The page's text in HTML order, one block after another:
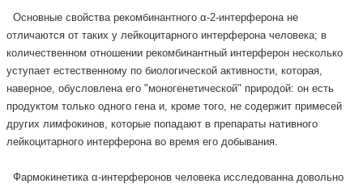
Основные свойства рекомбинантного α-2-интерферона не
отличаются от таких у лейкоцитарного интерферона человека; в
количественном отношении рекомбинантный интерферон несколько
уступает естественному по биологической активности, которая,
наверное, обусловлена его "моногенетической" природой: он есть
продуктом только одного гена и, кроме того, не содержит примесей
других лимфокинов, которые попадают в препараты нативного
лейкоцитарного интерферона во время его добывания.
Фармокинетика α-интерферонов человека исследованна довольно